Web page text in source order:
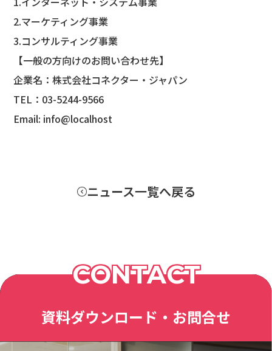
2.マーケティング事業
3.コンサルティング事業
【一般の方向けのお問い合わせ先】
企業名：株式会社コネクター・ジャパン
TEL：03-5244-9566
Email: info@localhost
ニュース一覧へ戻る
CONTACT
資料ダウンロード・お問合せ